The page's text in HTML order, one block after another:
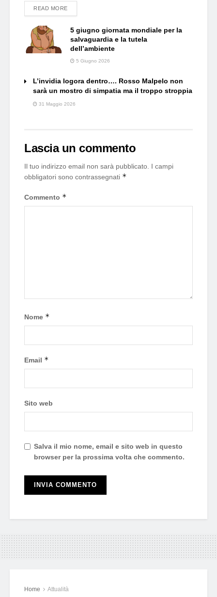
READ MOREDETAILS
5 giugno giornata mondiale per la
salvaguardia e la tutela
dell’ambiente
5 Giugno 2026
L’invidia logora dentro…. Rosso Malpelo non
sarà un mostro di simpatia ma il troppo stroppia
31 Maggio 2026
Lascia un commento
Il tuo indirizzo email non sarà pubblicato. I campi
obbligatori sono contrassegnati *
Commento *
Nome *
Email *
Sito web
Salva il mio nome, email e sito web in questo
browser per la prossima volta che commento.
Home Attualità